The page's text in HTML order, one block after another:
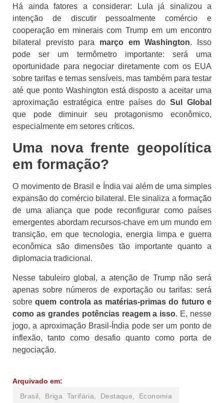
Há ainda fatores a considerar: Lula já sinalizou a
intenção de discutir pessoalmente comércio e
cooperação em minerais com Trump em um encontro
bilateral previsto para março em Washington. Isso
pode ser um termômetro importante: será uma
oportunidade para negociar diretamente com os EUA
sobre tarifas e temas sensíveis, mas também para testar
até que ponto Washington está disposto a aceitar uma
aproximação estratégica entre países doSul Global
que pode diminuir seu protagonismo econômico,
especialmente em setores críticos.
Uma nova frente geopolítica
em formação?
O movimento de Brasil e Índia vai além de uma simples
expansão do comércio bilateral. Ele sinaliza a formação
de uma aliança que pode reconfigurar como países
emergentes abordam recursos-chave em um mundo em
transição, em que tecnologia, energia limpa e guerra
econômica são dimensões tão importante quanto a
diplomacia tradicional.
Nesse tabuleiro global, a atenção de Trump não será
apenas sobre números de exportação ou tarifas: será
sobrequem controla as matérias-primas do futuro e
como as grandes potências reagem a isso. E, nesse
jogo, a aproximação Brasil-Índia pode ser um ponto de
inflexão, tanto como desafio quanto como porta de
negociação.
Arquivado em:
Brasil
Briga Tarifária Destaque Economia